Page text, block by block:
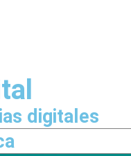
digitales